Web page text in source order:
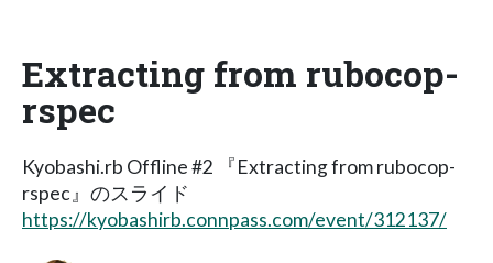
Extracting from rubocop-
rspec
Kyobashi.rb Offline #2 『Extracting from rubocop-
rspec』のスライド
https://kyobashirb.connpass.com/event/312137/